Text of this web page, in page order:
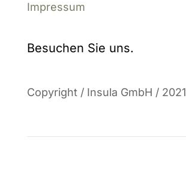
Impressum
Besuchen Sie uns.
Copyright / Insula GmbH / 2021